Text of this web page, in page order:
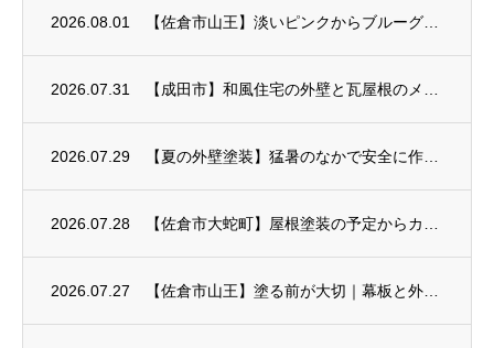
2026.08.01
2026.07.31
2026.07.29
2026.07.28
2026.07.27